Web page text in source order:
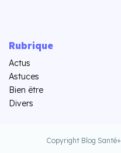
Rubrique
Actus
Astuces
Bien être
Divers
Copyright Blog